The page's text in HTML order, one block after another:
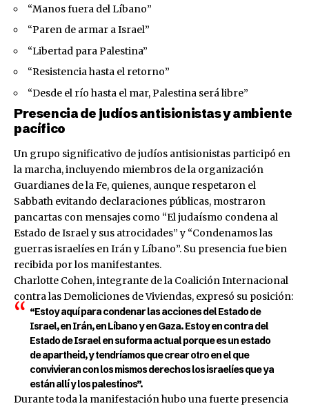
“Manos fuera del Líbano”
“Paren de armar a Israel”
“Libertad para Palestina”
“Resistencia hasta el retorno”
“Desde el río hasta el mar, Palestina será libre”
Presencia de judíos antisionistas y ambiente
pacífico
Un grupo significativo de judíos antisionistas participó en
la marcha, incluyendo miembros de la organización
Guardianes de la Fe, quienes, aunque respetaron el
Sabbath evitando declaraciones públicas, mostraron
pancartas con mensajes como “El judaísmo condena al
Estado de Israel y sus atrocidades” y “Condenamos las
guerras israelíes en Irán y Líbano”. Su presencia fue bien
recibida por los manifestantes.
Charlotte Cohen, integrante de la Coalición Internacional
contra las Demoliciones de Viviendas, expresó su posición:
“Estoy aquí para condenar las acciones del Estado de
Israel, en Irán, en Líbano y en Gaza. Estoy en contra del
Estado de Israel en su forma actual porque es un estado
de apartheid, y tendríamos que crear otro en el que
convivieran con los mismos derechos los israelíes que ya
están allí y los palestinos”.
Durante toda la manifestación hubo una fuerte presencia